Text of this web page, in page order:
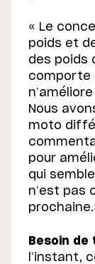
« Le
poids et
des poids
comporte
Nous
moto
pour
qui
n’est pas
Besoin
l’instant,